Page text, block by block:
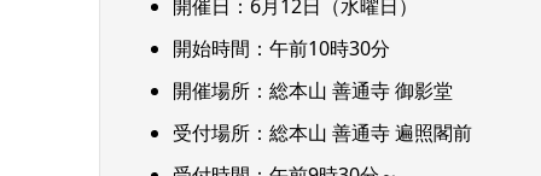
開催日：6月12日（水曜日）
開始時間：午前10時30分
開催場所：総本山 善通寺 御影堂
受付場所：総本山 善通寺 遍照閣前